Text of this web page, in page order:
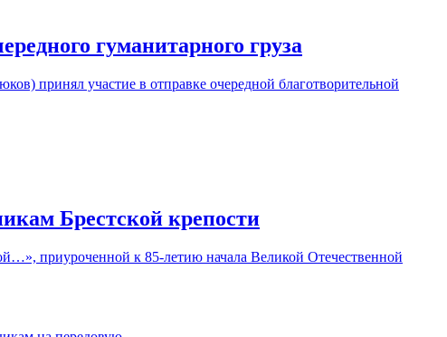
гуманитарного груза
принял участие в отправке очередной благотворительной
Брестской крепости
приуроченной к 85-летию начала Великой Отечественной